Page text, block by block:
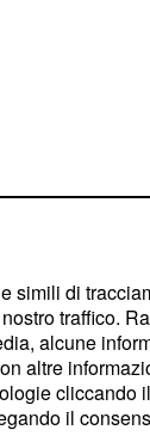
le sue
simili di
traffico.
alcune
altre
cliccando
il